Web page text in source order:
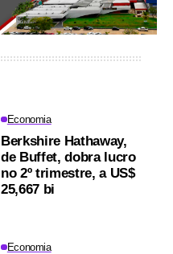
Economia
Berkshire Hathaway,
de Buffet, dobra lucro
no 2º trimestre, a US$
25,667 bi
Economia